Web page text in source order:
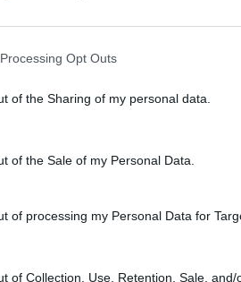
Opt Outs
of the Sharing of my personal data.
of the Sale of my Personal Data.
of processing my Personal Data for
of Collection, Use, Retention, Sale, and/
1 di 40